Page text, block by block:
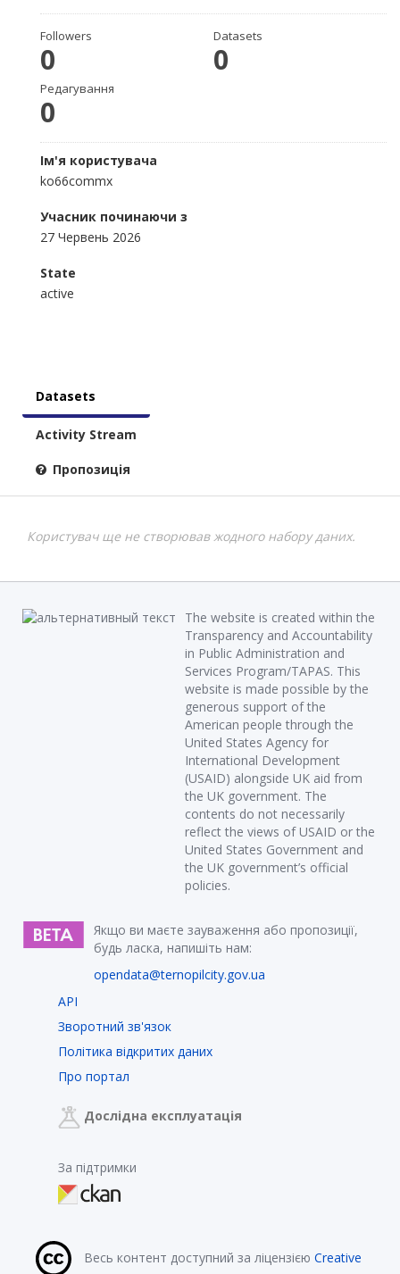
Followers
0
Datasets
0
Редагування
0
Ім'я користувача
ko66commx
Учасник починаючи з
27 Червень 2026
State
active
Datasets
Activity Stream
Пропозиція
Користувач ще не створював жодного набору даних.
The website is created within the
Transparency and Accountability
in Public Administration and
Services Program/TAPAS. This
website is made possible by the
generous support of the
American people through the
United States Agency for
International Development
(USAID) alongside UK aid from
the UK government. The
contents do not necessarily
reflect the views of USAID or the
United States Government and
the UK government’s official
policies.
Якщо ви маєте зауваження або пропозиції,
будь ласка, напишіть нам:
opendata@ternopilcity.gov.ua
API
Зворотний зв'язок
Політика відкритих даних
Про портал
Дослідна експлуатація
За підтримки
Весь контент доступний за ліцензією Creative